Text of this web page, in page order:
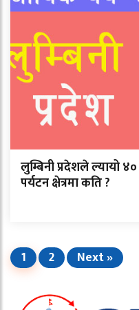
लुम्बिनी प्रदेशले ल्यायो
पर्यटन क्षेत्रमा कति ?
1 2 Next »